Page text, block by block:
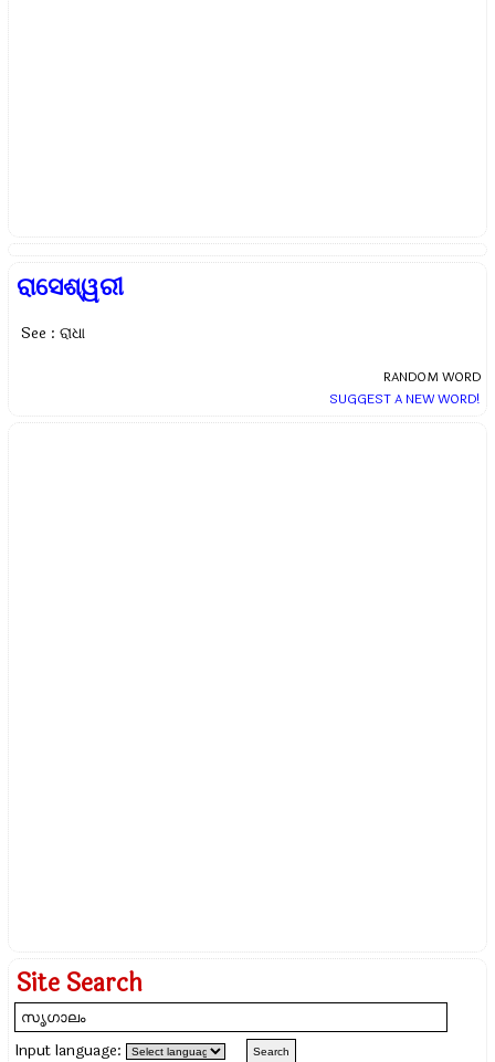
ରାସେଶ୍ୱରୀ
See : ରାଧା
RANDOM WORD
SUGGEST A NEW WORD!
Site Search
Input language: